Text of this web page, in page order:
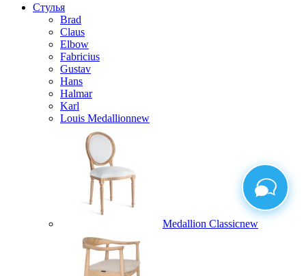
Стулья
Brad
Claus
Elbow
Fabricius
Gustav
Hans
Halmar
Karl
Louis Medallionnew
Medallion Classicnew